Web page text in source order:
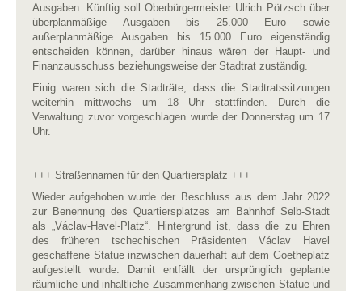
Ausgaben. Künftig soll Oberbürgermeister Ulrich Pötzsch über
überplanmäßige Ausgaben bis 25.000 Euro sowie
außerplanmäßige Ausgaben bis 15.000 Euro eigenständig
entscheiden können, darüber hinaus wären der Haupt- und
Finanzausschuss beziehungsweise der Stadtrat zuständig.
Einig waren sich die Stadträte, dass die Stadtratssitzungen
weiterhin mittwochs um 18 Uhr stattfinden. Durch die
Verwaltung zuvor vorgeschlagen wurde der Donnerstag um 17
Uhr.
+++ Straßennamen für den Quartiersplatz +++
Wieder aufgehoben wurde der Beschluss aus dem Jahr 2022
zur Benennung des Quartiersplatzes am Bahnhof Selb-Stadt
als „Václav-Havel-Platz“. Hintergrund ist, dass die zu Ehren
des früheren tschechischen Präsidenten Václav Havel
geschaffene Statue inzwischen dauerhaft auf dem Goetheplatz
aufgestellt wurde. Damit entfällt der ursprünglich geplante
räumliche und inhaltliche Zusammenhang zwischen Statue und